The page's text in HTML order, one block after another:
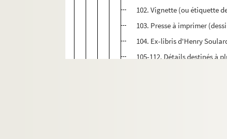
102. Vignette (ou étiquette
103. Presse à imprimer
104. Ex-libris d'Henry
105-112. Détails destinés à